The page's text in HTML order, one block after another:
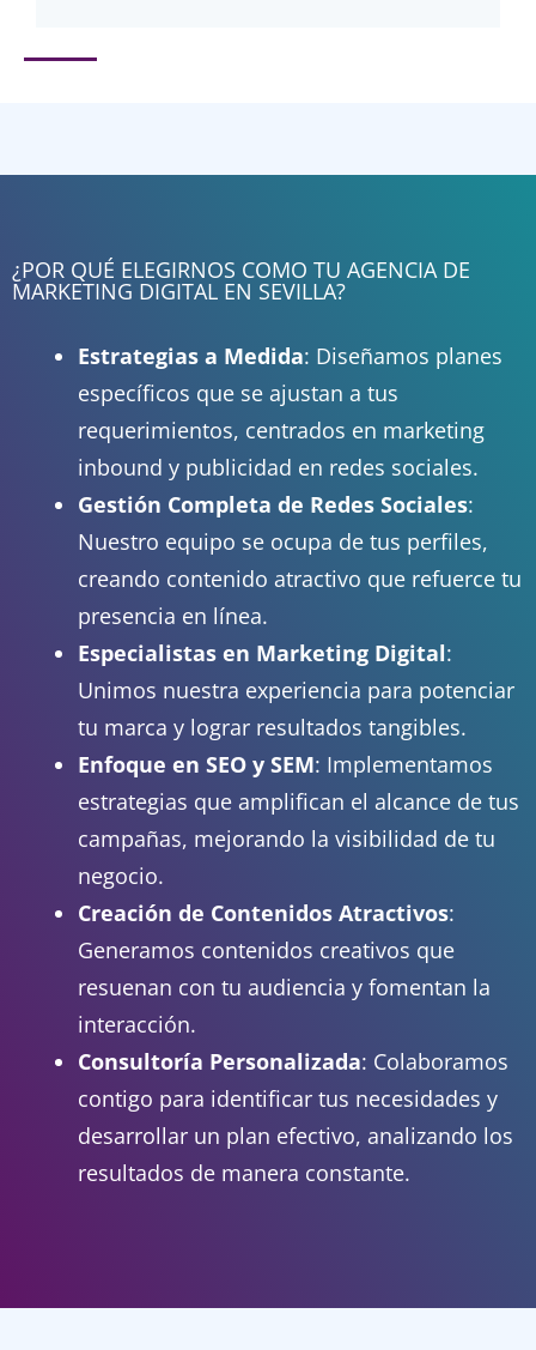
¿POR QUÉ ELEGIRNOS COMO TU AGENCIA DE
MARKETING DIGITAL EN SEVILLA?
Estrategias a Medida: Diseñamos planes
específicos que se ajustan a tus
requerimientos, centrados en marketing
inbound y publicidad en redes sociales.
Gestión Completa de Redes Sociales:
Nuestro equipo se ocupa de tus perfiles,
creando contenido atractivo que refuerce tu
presencia en línea.
Especialistas en Marketing Digital:
Unimos nuestra experiencia para potenciar
tu marca y lograr resultados tangibles.
Enfoque en SEO y SEM: Implementamos
estrategias que amplifican el alcance de tus
campañas, mejorando la visibilidad de tu
negocio.
Creación de Contenidos Atractivos:
Generamos contenidos creativos que
resuenan con tu audiencia y fomentan la
interacción.
Consultoría Personalizada: Colaboramos
contigo para identificar tus necesidades y
desarrollar un plan efectivo, analizando los
resultados de manera constante.